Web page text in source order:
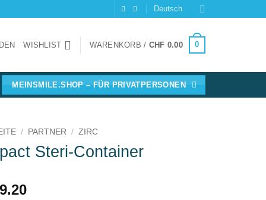
Deutsch
WISHLIST WARENKORB / CHF 0.00 0
MEINSMILE.SHOP – FÜR PRIVATPERSONEN
/ PARTNER / ZIRC
Steri-Container